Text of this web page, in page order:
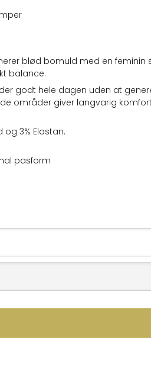
blød bomuld med en feminin
balance.
godt hele dagen uden at
områder giver langvarig
og 3% Elastan.
pasform